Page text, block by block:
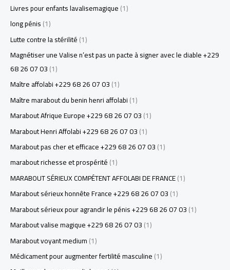
Livres pour enfants lavalisemagique(1)
long pénis(1)
Lutte contre la stérilité(1)
Magnétiser une Valise n’est pas un pacte à signer avec le diable +229
68 26 07 03(1)
Maître affolabi +229 68 26 07 03(1)
Maître marabout du benin henri affolabi(1)
Marabout Afrique Europe +229 68 26 07 03(1)
Marabout Henri Affolabi +229 68 26 07 03(1)
Marabout pas cher et efficace +229 68 26 07 03(1)
marabout richesse et prospérité(1)
MARABOUT SÉRIEUX COMPÉTENT AFFOLABI DE FRANCE(1)
Marabout sérieux honnête France +229 68 26 07 03(1)
Marabout sérieux pour agrandir le pénis +229 68 26 07 03(1)
Marabout valise magique +229 68 26 07 03(1)
Marabout voyant medium(1)
Médicament pour augmenter fertilité masculine(1)